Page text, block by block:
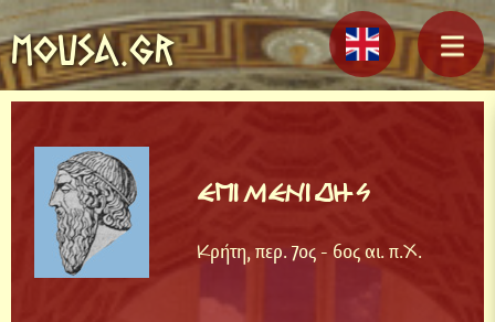
MOUSA.GR
ΕΠΙΜΕΝΙΔΗΣ
Κρήτη, περ. 7ος - 6ος αι. π.Χ.